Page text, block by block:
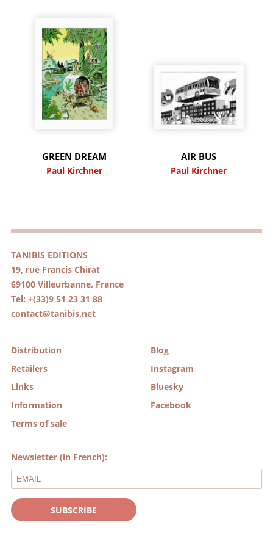
GREEN DREAM
Paul Kirchner
AIR BUS
Paul Kirchner
TANIBIS EDITIONS
19, rue Francis Chirat
69100 Villeurbanne, France
Tel: +(33)9 51 23 31 88
contact@tanibis.net
Distribution
Retailers
Links
Information
Terms of sale
Blog
Instagram
Bluesky
Facebook
Newsletter (in French):
SUBSCRIBE